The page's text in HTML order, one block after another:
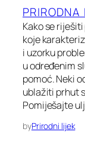
PRIRODNA
Kako se
koje
i uzorku
u određenim
pomoć. Neki
ublažiti prhut
Pomiješajte
byPrirodni lijek